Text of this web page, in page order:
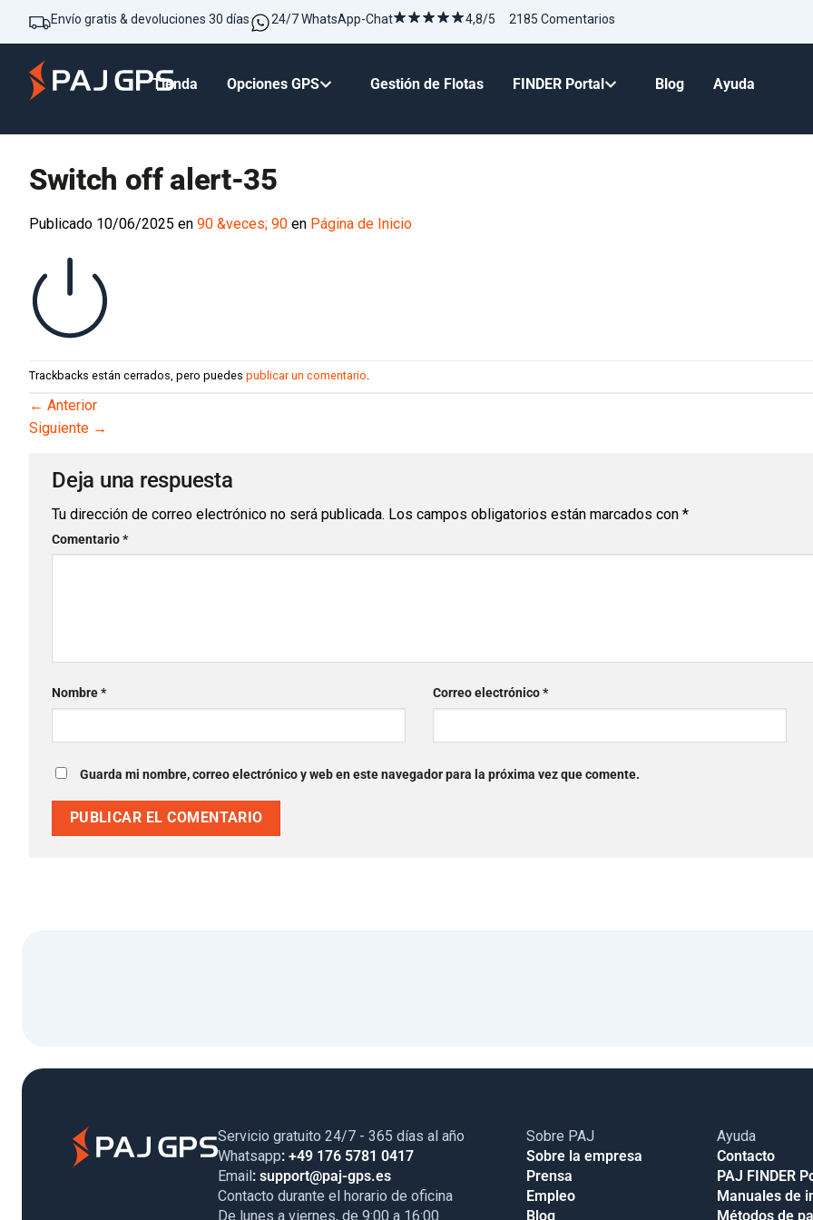
Envío gratis & devoluciones 30 días 24/7 WhatsApp-Chat 4,8/5 2185 Comentarios
Tienda Opciones GPS Gestión de Flotas FINDER Portal Blog Ayuda
Switch off alert-35
Publicado 10/06/2025 en 90 &veces; 90 en Página de Inicio
Trackbacks están cerrados, pero puedes publicar un comentario
← Anterior
Siguiente →
Deja una respuesta
Tu dirección de correo electrónico no será publicada. Los campos obligatorios están marcados con *
Comentario*
Nombre* Correo electrónico*
Guarda mi nombre, correo electrónico y web en este navegador para la próxima vez que comente.
Servicio gratuito 24/7 - 365 días al año
Whatsapp: +49 176 5781 0417
Email : support@paj-gps.es
Contacto durante el horario de oficina
De lunes a viernes, de 9:00 a 16:00
Sobre PAJ
Sobre la empresa
Prensa
Empleo
Blog
Ayuda
Contacto
PAJ FINDER
Manuales de
Métodos de